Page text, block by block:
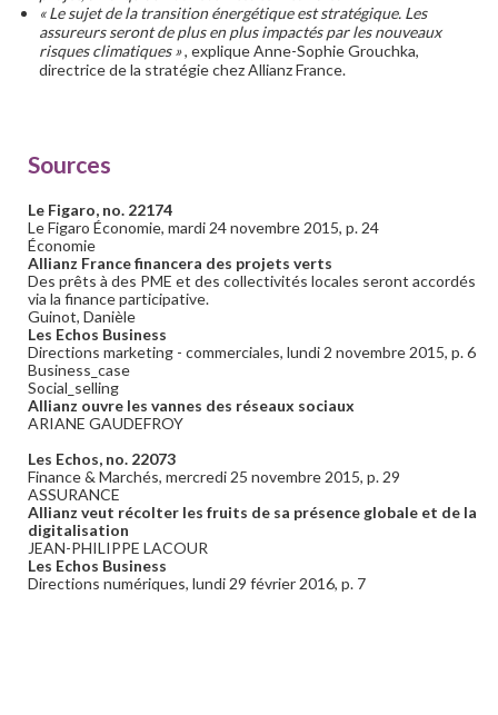
« Le sujet de la transition énergétique est stratégique. Les
assureurs seront de plus en plus impactés par les nouveaux
risques climatiques », explique Anne-Sophie Grouchka,
directrice de la stratégie chez Allianz France.
Sources
Le Figaro, no. 22174
Le Figaro Économie, mardi 24 novembre 2015, p. 24
Économie
Allianz France financera des projets verts
Des prêts à des PME et des collectivités locales seront accordés
via la finance participative.
Guinot, Danièle
Les Echos Business
Directions marketing - commerciales, lundi 2 novembre 2015, p. 6
Business_case
Social_selling
Allianz ouvre les vannes des réseaux sociaux
ARIANE GAUDEFROY
Les Echos, no. 22073
Finance & Marchés, mercredi 25 novembre 2015, p. 29
ASSURANCE
Allianz veut récolter les fruits de sa présence globale et de la
digitalisation
JEAN-PHILIPPE LACOUR
Les Echos Business
Directions numériques, lundi 29 février 2016, p. 7